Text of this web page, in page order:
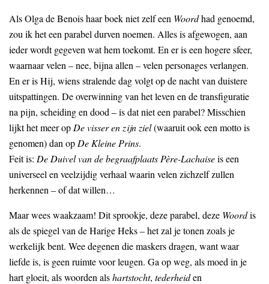
Als Olga de Benois haar boek niet zelf een Woordhad genoemd,
zou ik het een parabel durven noemen. Alles is afgewogen, aan
ieder wordt gegeven wat hem toekomt. En er is een hogere sfeer,
waarnaar velen – nee, bijna allen – velen personages verlangen.
En er is Hij, wiens stralende dag volgt op de nacht van duistere
uitspattingen. De overwinning van het leven en de transfiguratie
na pijn, scheiding en dood – is dat niet een parabel? Misschien
lijkt het meer op De visser en zijn ziel(waaruit ook een motto is
genomen) dan op De Kleine Prins.
Feit is: De Duivel van de begraafplaats Père-Lachaiseis een
universeel en veelzijdig verhaal waarin velen zichzelf zullen
herkennen – of dat willen…
Maar wees waakzaam! Dit sprookje, deze parabel, deze Woordis
als de spiegel van de Harige Heks – het zal je tonen zoals je
werkelijk bent. Wee degenen die maskers dragen, want waar
liefde is, is geen ruimte voor leugen. Ga op weg, als moed in je
hart gloeit, als woorden alshartstocht, tederheiden